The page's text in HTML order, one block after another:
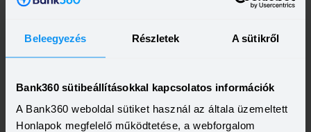
Beleegyezés Részletek A sütikről
Bank360 sütibeállításokkal kapcsolatos információk
A Bank360 weboldal sütiket használ az általa üzemeltett
Honlapok megfelelő működtetése, a webforgalom